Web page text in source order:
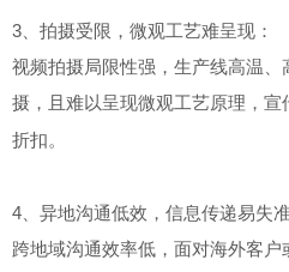
3、拍摄受限，微观工艺难呈现：
视频拍摄局限性强，生产线高温
摄，且难以呈现微观工艺原理，
折扣。
4、异地沟通低效，信息传递易失准
跨地域沟通效率低，面对海外客